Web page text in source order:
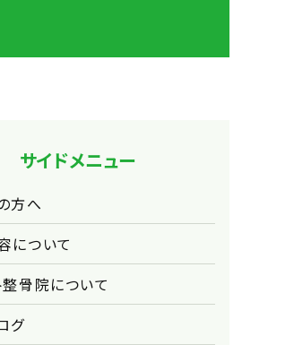
サイドメニュー
方へ
について
整骨院について
グ